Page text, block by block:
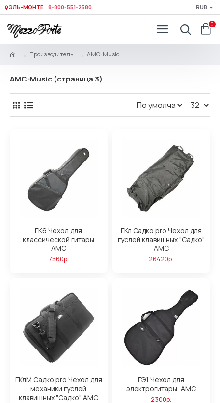
ЭЛЬ-МОНТЕ 8-800-551-2580 RUB
0
Производитель AMC-Music
AMC-Music (страница 3)
ГК6 Чехол для
классической гитары
АМС
7560р.
ГКл.Садко.pro Чехол для
гуслей клавишных "Садко"
АМС
26420р.
ГКлМ.Садко.pro Чехол для
механики гуслей
клавишных "Садко" AMC
ГЭ1 Чехол для
электрогитары, АМС
2300р.